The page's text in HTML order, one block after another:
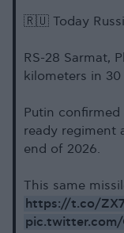
🇷🇺 Today
RS-28 Sarmat,
kilometers in
Putin
ready regiment
end of 2026.
This same
https://t.co/